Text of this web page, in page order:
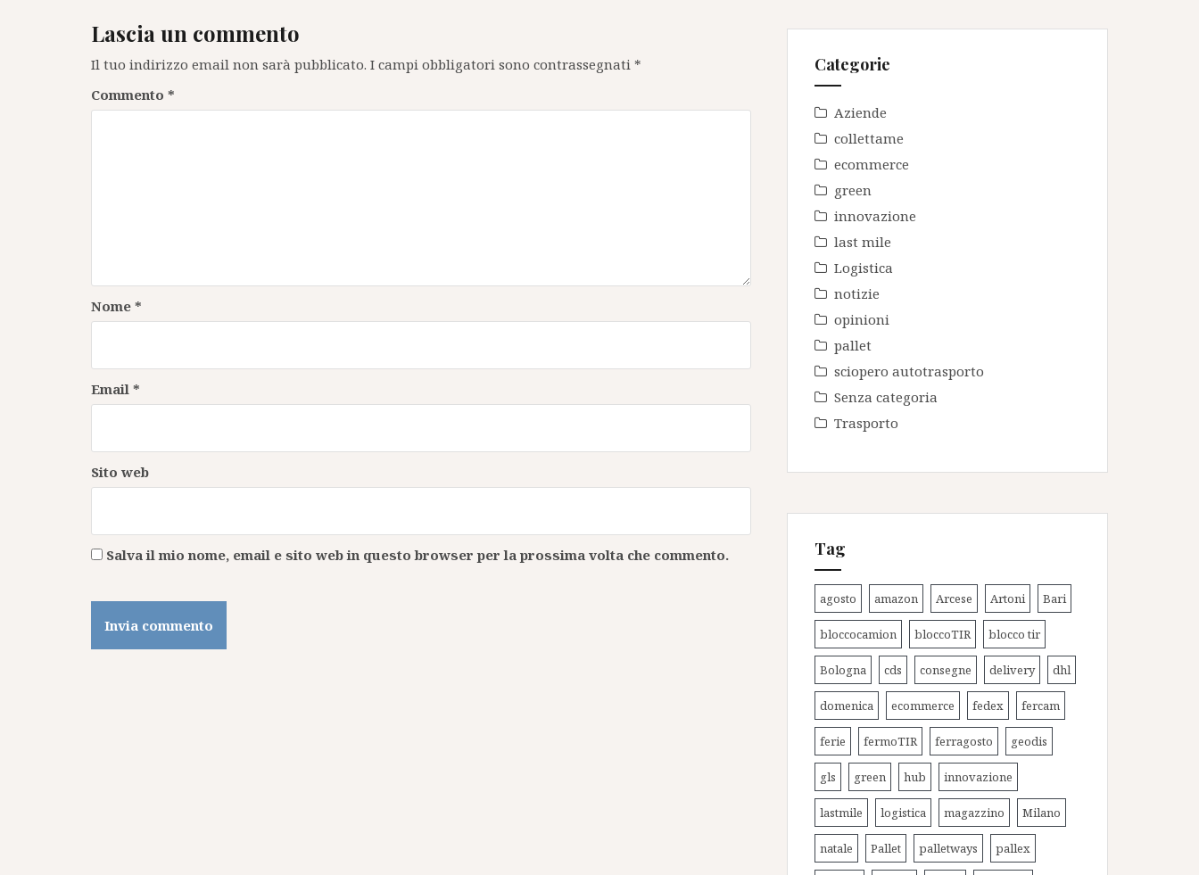
Lascia un commento
Il tuo indirizzo email non sarà pubblicato. I campi obbligatori sono contrassegnati *
Commento *
Nome *
Email *
Sito web
Salva il mio nome, email e sito web in questo browser per la prossima volta che commento.
Categorie
Aziende
collettame
ecommerce
green
innovazione
last mile
Logistica
notizie
opinioni
pallet
sciopero autotrasporto
Senza categoria
Trasporto
Tag
agosto amazon Arcese Artoni Bari
bloccocamion bloccoTIR blocco tir
Bologna cds consegne delivery dhl
domenica ecommerce fedex fercam
ferie fermoTIR ferragosto geodis
gls green hub innovazione
lastmile logistica magazzino Milano
natale Pallet palletways pallex